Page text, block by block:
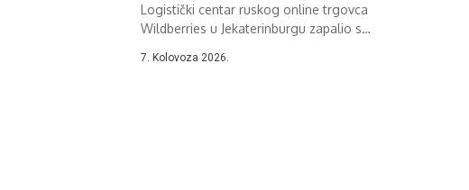
Logistički centar ruskog online trgovca
Wildberries u Jekaterinburgu zapalio se
7. Kolovoza 2026.